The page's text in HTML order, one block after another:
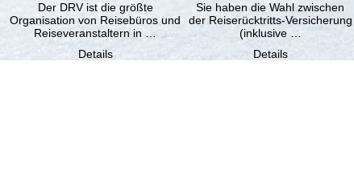
Der DRV ist die größte
Organisation von Reisebüros und
Reiseveranstaltern in …
Details
Sie haben die Wahl zwischen
der Reiserücktritts-Versicherung
(inklusive …
Details